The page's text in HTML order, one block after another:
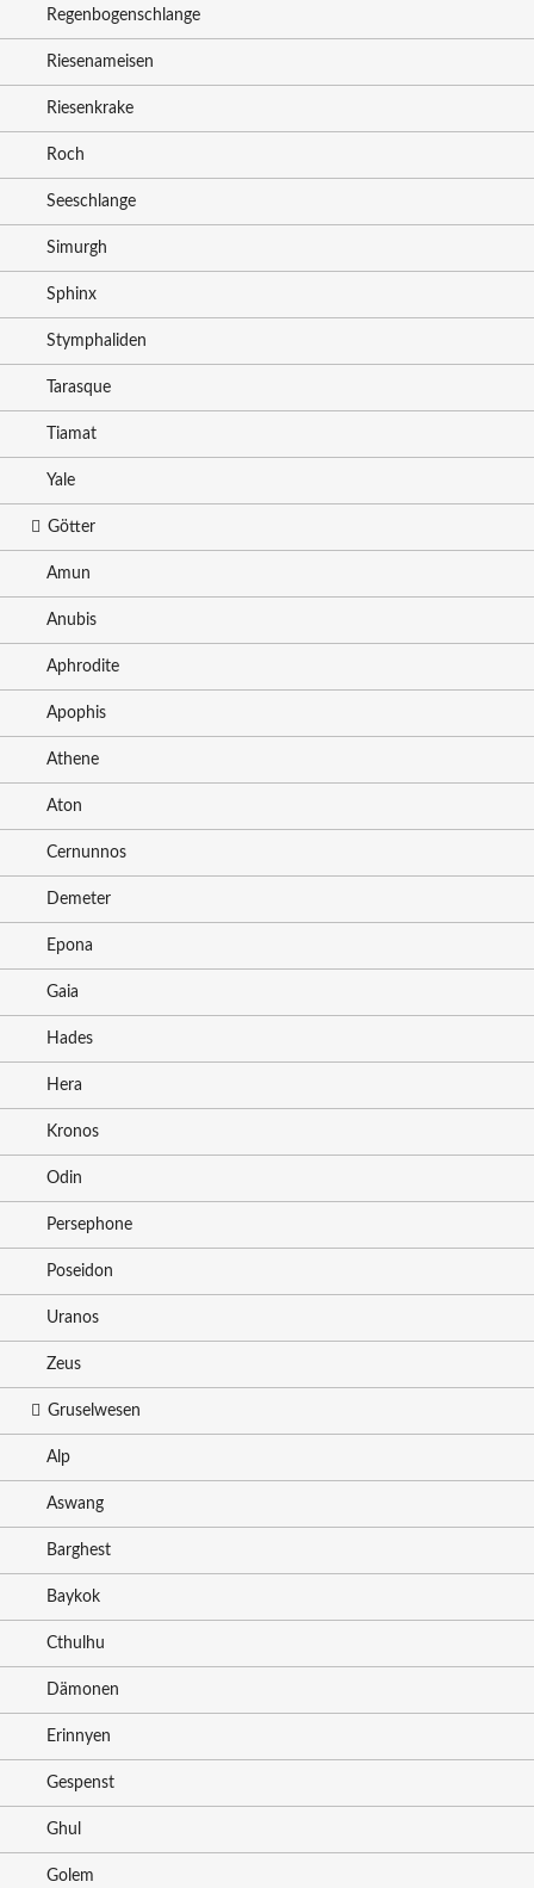
Regenbogenschlange
Riesenameisen
Riesenkrake
Roch
Seeschlange
Simurgh
Sphinx
Stymphaliden
Tarasque
Tiamat
Yale
Götter
Amun
Anubis
Aphrodite
Apophis
Athene
Aton
Cernunnos
Demeter
Epona
Gaia
Hades
Hera
Kronos
Odin
Persephone
Poseidon
Uranos
Zeus
Gruselwesen
Alp
Aswang
Barghest
Baykok
Cthulhu
Dämonen
Erinnyen
Gespenst
Ghul
Golem